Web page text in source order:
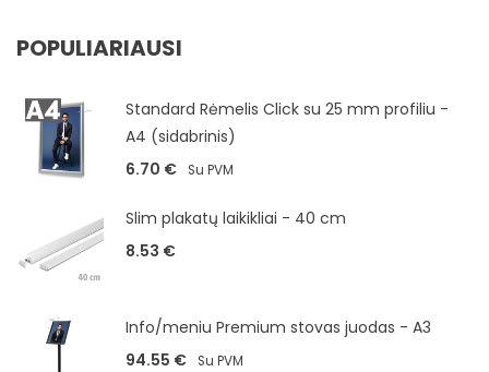
POPULIARIAUSI
Standard Rėmelis Click su 25 mm profiliu -
A4 (sidabrinis)
6.70 € Su PVM
Slim plakatų laikikliai - 40 cm
8.53 €
Info/meniu Premium stovas juodas - A3
94.55 € Su PVM